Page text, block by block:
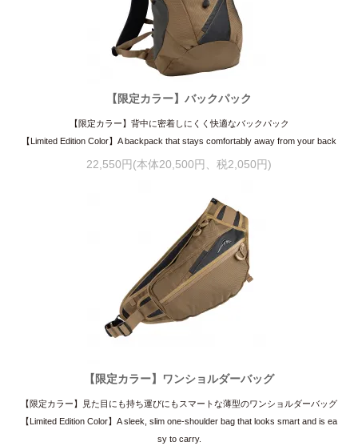
【限定カラー】バックパック
【限定カラー】背中に密着しにくく快適なバックパック
【Limited Edition Color】A backpack that stays comfortably away from your back
22,550円(本体20,500円、税2,050円)
【限定カラー】ワンショルダーバッグ
【限定カラー】見た目にも持ち運びにもスマートな薄型のワンショルダーバッグ
【Limited Edition Color】A sleek, slim one-shoulder bag that looks smart and is ea
sy to carry.